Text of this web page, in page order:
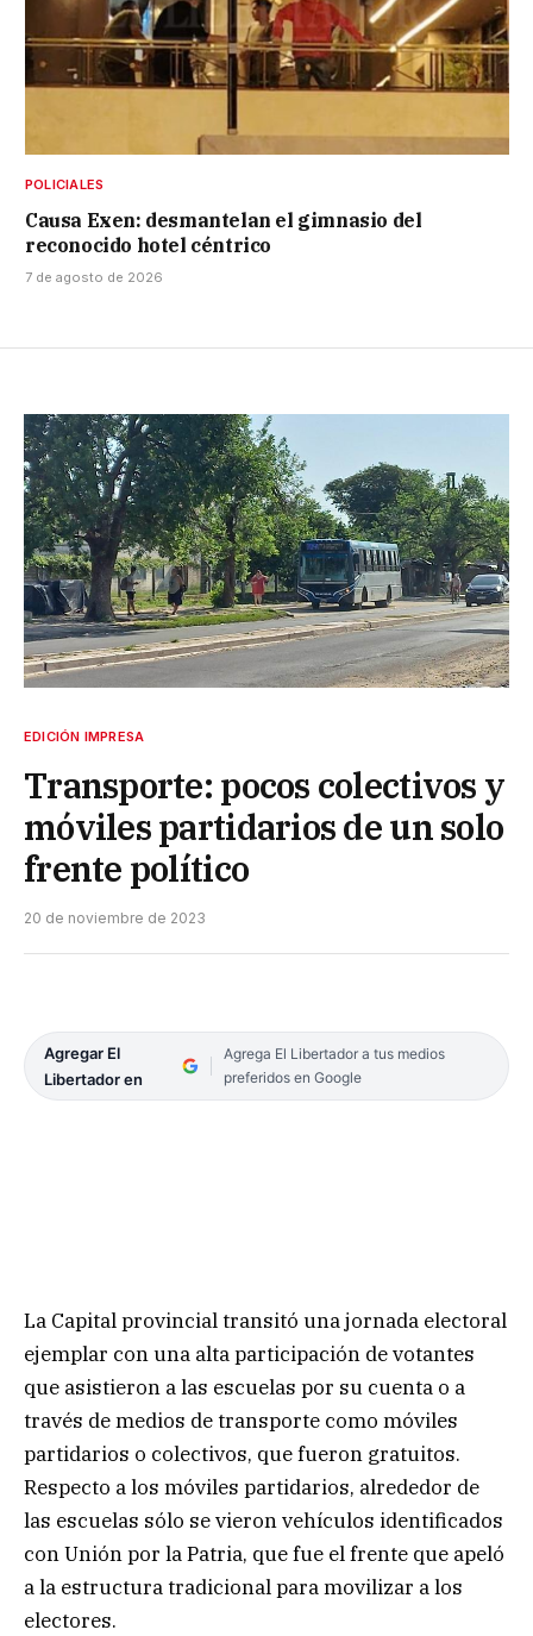
POLICIALES
Causa Exen: desmantelan el gimnasio del
reconocido hotel céntrico
7 de agosto de 2026
EDICIÓN IMPRESA
Transporte: pocos colectivos y
móviles partidarios de un solo
frente político
20 de noviembre de 2023
Agregar El
Libertador en
Agrega El Libertador a tus medios
preferidos en Google
La Capital provincial transitó una jornada electoral
ejemplar con una alta participación de votantes
que asistieron a las escuelas por su cuenta o a
través de medios de transporte como móviles
partidarios o colectivos, que fueron gratuitos.
Respecto a los móviles partidarios, alrededor de
las escuelas sólo se vieron vehículos identificados
con Unión por la Patria, que fue el frente que apeló
a la estructura tradicional para movilizar a los
electores.